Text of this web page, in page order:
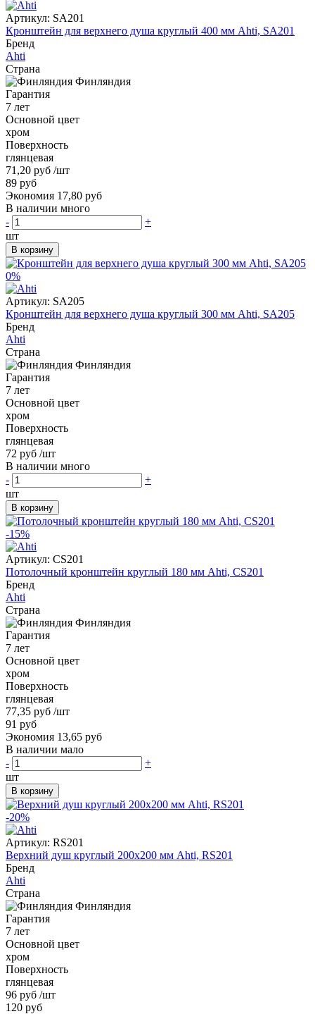
Артикул: SA201
Кронштейн для верхнего душа круглый 400 мм Ahti, SA201
Бренд
Ahti
Страна
Финляндия
Гарантия
7 лет
Основной цвет
хром
Поверхность
глянцевая
71,20 руб /шт
89 руб
Экономия 17,80 руб
В наличии много
-
+
шт
В корзину
0%
Артикул: SA205
Кронштейн для верхнего душа круглый 300 мм Ahti, SA205
Бренд
Ahti
Страна
Финляндия
Гарантия
7 лет
Основной цвет
хром
Поверхность
глянцевая
72 руб /шт
В наличии много
-
+
шт
В корзину
-15%
Артикул: CS201
Потолочный кронштейн круглый 180 мм Ahti, CS201
Бренд
Ahti
Страна
Финляндия
Гарантия
7 лет
Основной цвет
хром
Поверхность
глянцевая
77,35 руб /шт
91 руб
Экономия 13,65 руб
В наличии мало
-
+
шт
В корзину
-20%
Артикул: RS201
Верхний душ круглый 200x200 мм Ahti, RS201
Бренд
Ahti
Страна
Финляндия
Гарантия
7 лет
Основной цвет
хром
Поверхность
глянцевая
96 руб /шт
120 руб